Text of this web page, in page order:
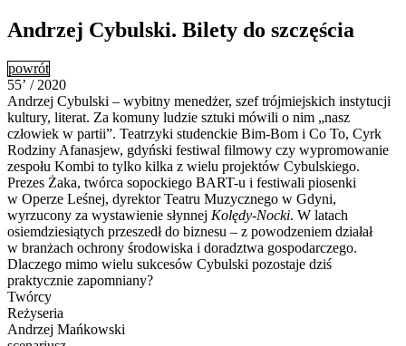
Andrzej Cybulski. Bilety do szczęścia
powrót
55’ / 2020
Andrzej Cybulski – wybitny menedżer, szef trójmiejskich instytucji
kultury, literat. Za komuny ludzie sztuki mówili o nim „nasz
człowiek w partii”. Teatrzyki studenckie Bim-Bom i Co To, Cyrk
Rodziny Afanasjew, gdyński festiwal filmowy czy wypromowanie
zespołu Kombi to tylko kilka z wielu projektów Cybulskiego.
Prezes Żaka, twórca sopockiego BART-u i festiwali piosenki
w Operze Leśnej, dyrektor Teatru Muzycznego w Gdyni,
wyrzucony za wystawienie słynnej Kolędy-Nocki. W latach
osiemdziesiątych przeszedł do biznesu – z powodzeniem działał
w branżach ochrony środowiska i doradztwa gospodarczego.
Dlaczego mimo wielu sukcesów Cybulski pozostaje dziś
praktycznie zapomniany?
Twórcy
Reżyseria
Andrzej Mańkowski